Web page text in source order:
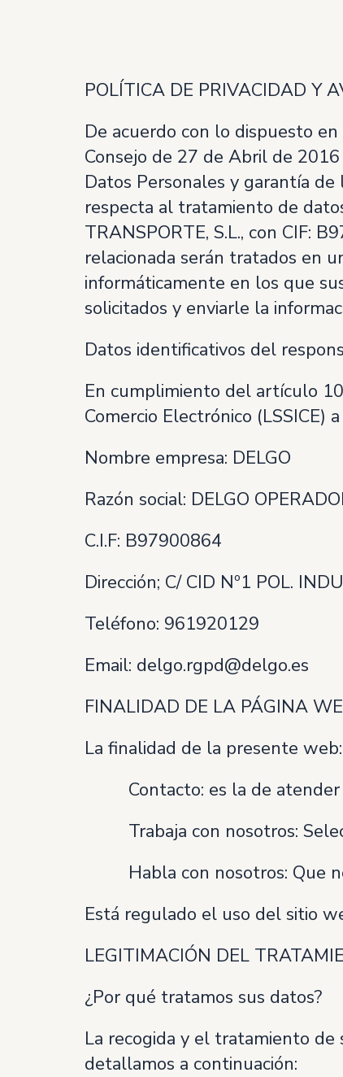
POLÍTICA DE PRIVACIDAD Y
De acuerdo con lo dispuesto
Consejo de 27 de Abril de
Datos Personales y garantía
respecta al tratamiento de
TRANSPORTE, S.L., con CIF:
relacionada serán tratados en
informáticamente en los que
solicitados y enviarle la
Datos identificativos del
En cumplimiento del artículo
Comercio Electrónico
Nombre empresa: DELGO
Razón social: DELGO
C.I.F: B97900864
Dirección; C/ CID Nº1 POL.
Teléfono: 961920129
Email: delgo.rgpd@delgo.es
FINALIDAD DE LA PÁGINA
La finalidad de la presente web:
 Contacto: es la de atender
 Trabaja con nosotros:
 Habla con nosotros: Que
Está regulado el uso del sitio
LEGITIMACIÓN DEL
¿Por qué tratamos sus datos?
La recogida y el tratamiento de
detallamos a continuación: